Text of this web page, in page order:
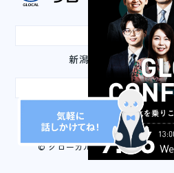
本社
新潟県長岡市城内町3-
東京事務
東京都千代田区丸の内3-2-2
© グローカルマーケティング株式